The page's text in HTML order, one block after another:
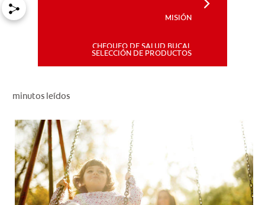
PARA PROFESIONALES
CUPONES
MISIÓN
CHEQUEO DE SALUD BUCAL
SELECCIÓN DE PRODUCTOS
minutos leídos